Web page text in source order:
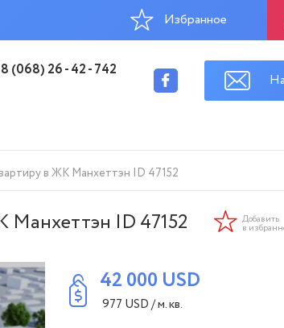
Избранное
(068) 26 - 42 - 742
в ЖК Манхеттэн ID 47152
ID 47152 Добавить
в
42 000 USD
977 USD/ м. кв.